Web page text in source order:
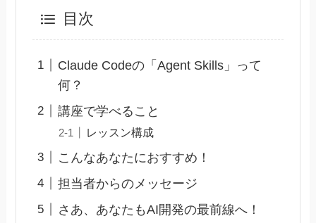
目次
Claude Codeの「Agent Skills」って
何？
講座で学べること
レッスン構成
こんなあなたにおすすめ！
担当者からのメッセージ
さあ、あなたもAI開発の最前線へ！